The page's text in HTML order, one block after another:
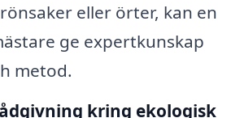
eller örter, kan en
ge expertkunskap
metod.
kring ekologisk